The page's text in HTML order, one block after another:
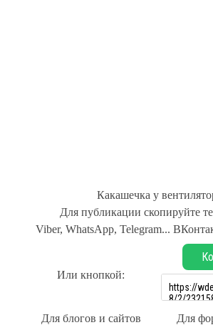
Какашечка у
Для публикации скопируйте
Viber, WhatsApp, Telegram...
Или кнопкой:
Для блогов и сайтов Для